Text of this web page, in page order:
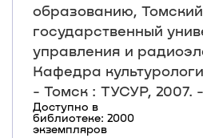
образованию, Томский
государственный
управления и
Кафедра
- Томск : ТУСУР, 2007. -
Доступно в
библиотеке: 2000
экземпляров